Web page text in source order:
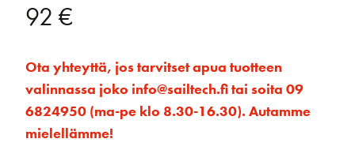
92 €
Ota yhteyttä, jos tarvitset apua tuotteen
valinnassa joko info@sailtech.fi tai soita 09
6824950 (ma-pe klo 8.30-16.30). Autamme
mielellämme!